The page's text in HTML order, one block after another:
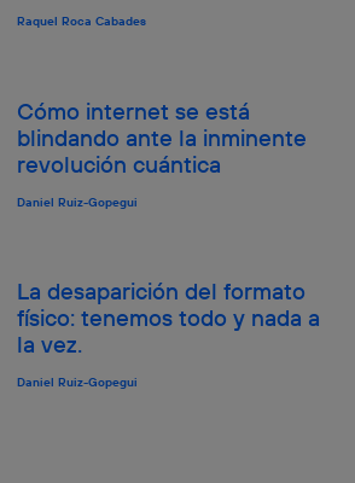
Raquel Roca Cabades
Cómo internet se está
blindando ante la inminente
revolución cuántica
Daniel Ruiz-Gopegui
La desaparición del formato
físico: tenemos todo y nada a
la vez.
Daniel Ruiz-Gopegui